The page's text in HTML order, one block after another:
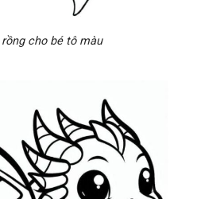
cho bé tô màu